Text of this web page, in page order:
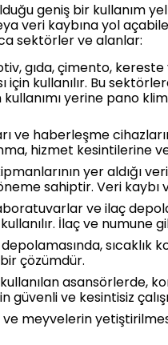
geniş bir kullanım
veri kaybına yol
sektörler ve alanlar:
gıda, çimento,
kullanılır. Bu
yerine pano
ve haberleşme
hizmet kesintilerine
yer aldığı
sahiptir. Veri kaybı
ve ilaç
İlaç ve numune
çözümdür.
asansörlerde,
ve kesintisiz
meyvelerin